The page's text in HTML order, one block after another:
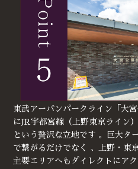
東武アーバンパークライン「大
にJR宇都宮線（上野東京ライン
という贅沢な立地です 。巨大タ
で繋がるだけでなく 、上野・東
主要エリアへもダイレクトにア